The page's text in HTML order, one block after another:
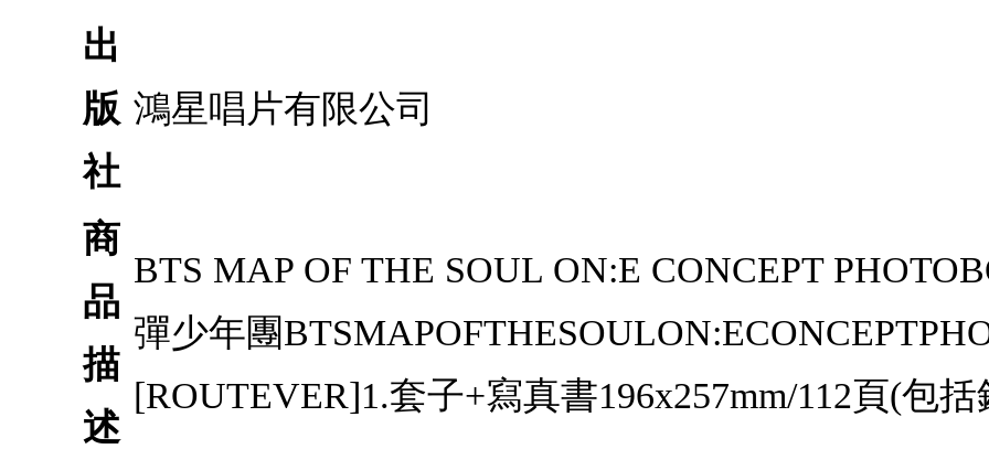
出
版
社
鴻星唱片有限公司
商
品
描
述
BTS MAP OF THE SOUL ON:E CONCEPT
彈少年團
[ROUTEVER]1.套子+寫真書196x257mm/112頁(包括